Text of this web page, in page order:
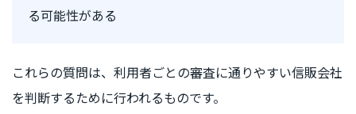
る可能性がある
これらの質問は、利用者ごとの審査に通りやすい信販会社
を判断するために行われるものです。